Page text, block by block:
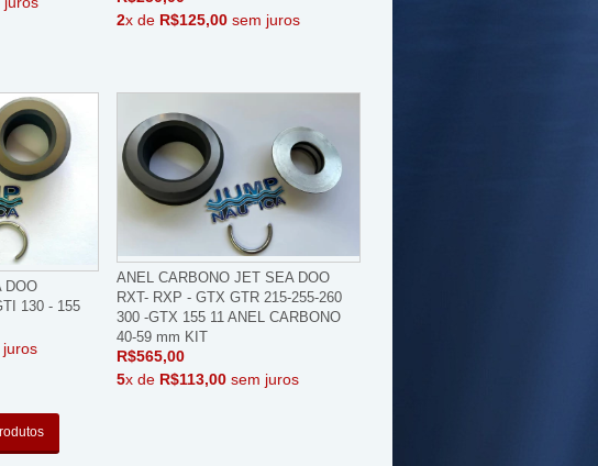
2x de R$125,00 sem juros
DOO
130 - 155
juros
ANEL CARBONO JET SEA DOO
RXT- RXP - GTX GTR 215-255-260
300 -GTX 155 11 ANEL CARBONO
40-59 mm KIT
R$565,00
5x de R$113,00 sem juros